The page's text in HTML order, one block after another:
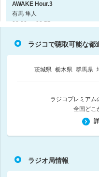
AWAKE Hour.3
有馬 隼人
08:00 ～ 08:57
AQUA WITH HUMAN
根岸 朗
08:57 ～ 09:00
miracle!! Hour.3
ラジコで聴取可能な都
茨城県 栃木県 群馬県
ラジコプレミアム
全国どこ
ラジオ局情報